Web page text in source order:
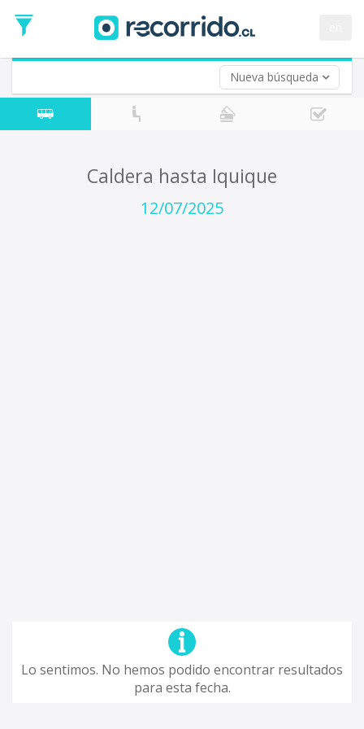
Nueva búsqueda
de
Ida
Vuelta (opcional)
Fecha
de
Caldera hasta Iquique
12/07/2025
Lo sentimos. No hemos podido encontrar resultados
para esta fecha.